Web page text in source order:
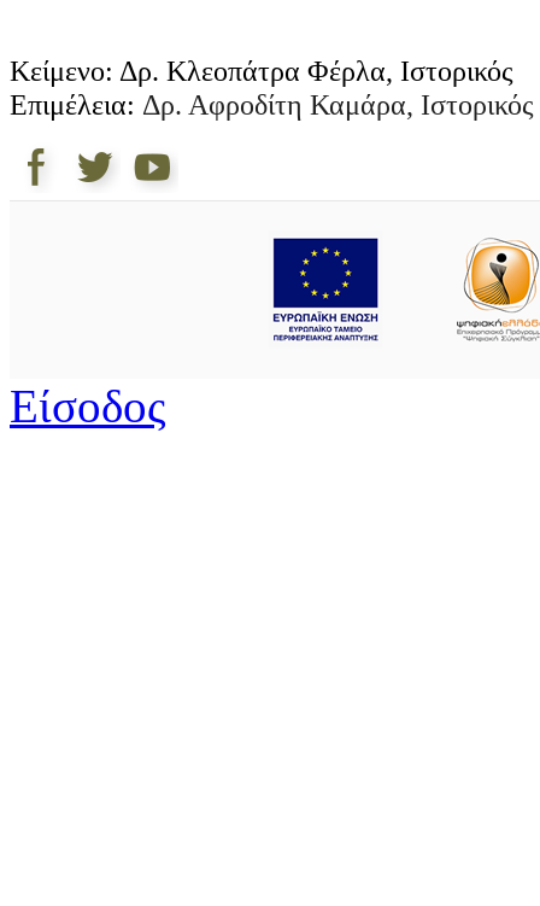
Κείμενο: Δρ. Κλεοπάτρα Φέρλα, Ιστορικός
Επιμέλεια: Δρ. Αφροδίτη Καμάρα, Ιστορικός
Είσοδος